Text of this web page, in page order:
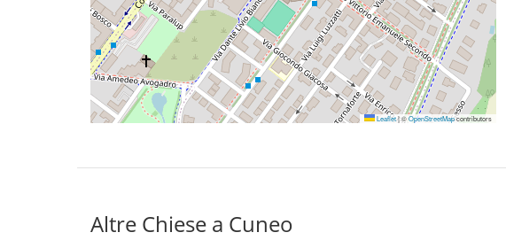
Leaflet|©OpenStreetMapcontributors
Altre Chiese a Cuneo